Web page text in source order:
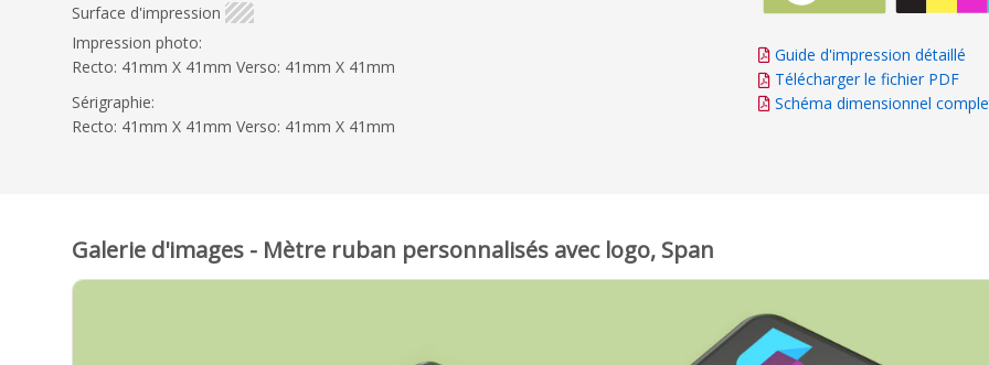
Surface d'impression
Impression photo:
Recto: 41mm X 41mm Verso: 41mm X 41mm
Sérigraphie:
Recto: 41mm X 41mm Verso: 41mm X 41mm
Guide d'impression détaillé
Télécharger le fichier PDF
Schéma dimensionnel
Galerie d'images - Mètre ruban personnalisés avec logo, Span